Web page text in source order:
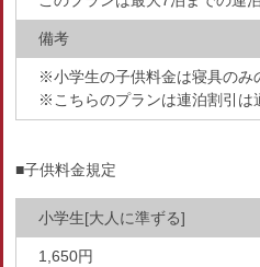
備考
※小学生の子供料金は寝具のみ
※こちらのプランは連泊割引は
■子供料金規定
小学生[大人に準ずる]
1,650円